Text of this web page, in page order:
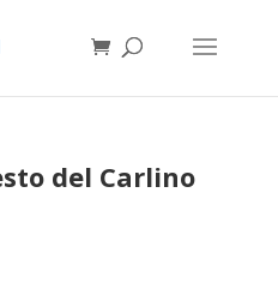
del Carlino